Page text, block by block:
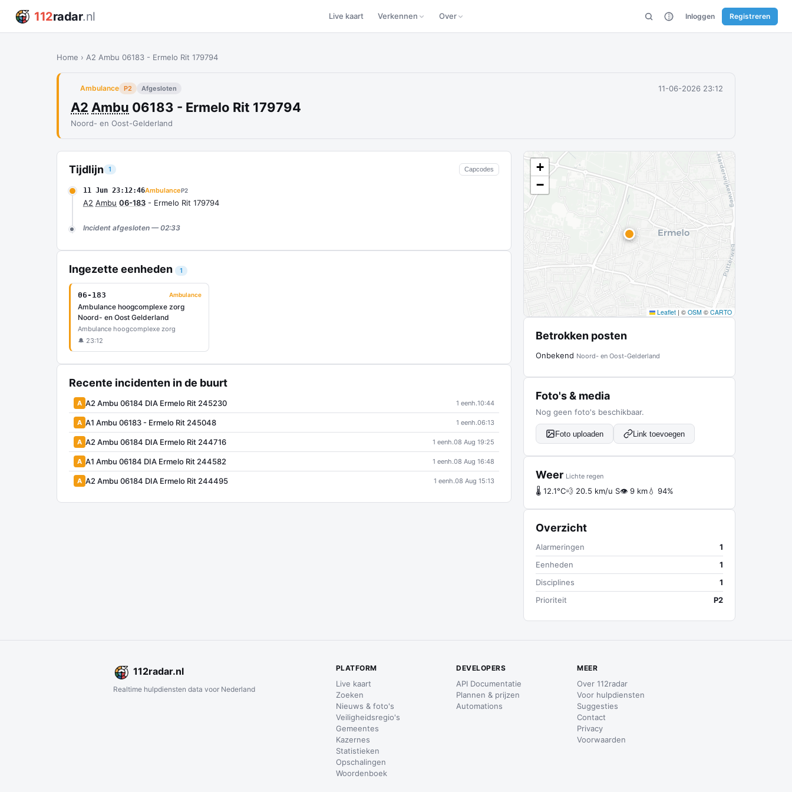
112radar.nl Live kaart Verkennen Over Inloggen Registreren
Home › A2 Ambu 06183 - Ermelo Rit 179794
Ambulance P2 Afgesloten 11-06-2026 23:12
A2 Ambu 06183 - Ermelo Rit 179794
Noord- en Oost-Gelderland
Tijdlijn 1 Capcodes
11 Jun 23:12:46AmbulanceP2
A2 Ambu 06-183 - Ermelo Rit 179794
Incident afgesloten — 02:33
Ingezette eenheden 1
06-183 Ambulance
Ambulance hoogcomplexe zorg
Noord- en Oost Gelderland
Ambulance hoogcomplexe zorg
🔔 23:12
Recente incidenten in de buurt
A A2 Ambu 06184 DIA Ermelo Rit 245230 1 eenh.10:44
A A1 Ambu 06183 - Ermelo Rit 245048 1 eenh.06:13
A A2 Ambu 06184 DIA Ermelo Rit 244716 1 eenh.08 Aug 19:25
A A1 Ambu 06184 DIA Ermelo Rit 244582 1 eenh.08 Aug 16:48
A A2 Ambu 06184 DIA Ermelo Rit 244495 1 eenh.08 Aug 15:13
+
−
Leaflet | © OSM © CARTO
Betrokken posten
Onbekend Noord- en Oost-Gelderland
Foto's & media
Nog geen foto's beschikbaar.
Foto uploaden Link toevoegen
Weer Lichte regen
🌡 12.1°C💨 20.5 km/u S👁 9 km💧 94%
Overzicht
Alarmeringen
1
Eenheden
1
Disciplines
1
Prioriteit
P2
112radar.nl
Realtime hulpdiensten data voor Nederland
PLATFORM
Live kaart
Zoeken
Nieuws & foto's
Veiligheidsregio's
Gemeentes
Kazernes
Statistieken
Opschalingen
Woordenboek
DEVELOPERS
API Documentatie
Plannen & prijzen
Automations
MEER
Over 112radar
Voor hulpdiensten
Suggesties
Contact
Privacy
Voorwaarden